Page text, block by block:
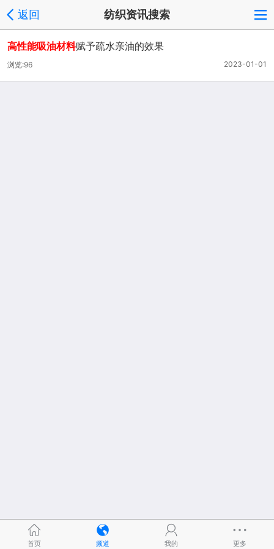
返回 纺织资讯搜索
高性能吸油材料赋予疏水亲油的效果
2023-01-01
浏览:96
首页 频道 我的 更多